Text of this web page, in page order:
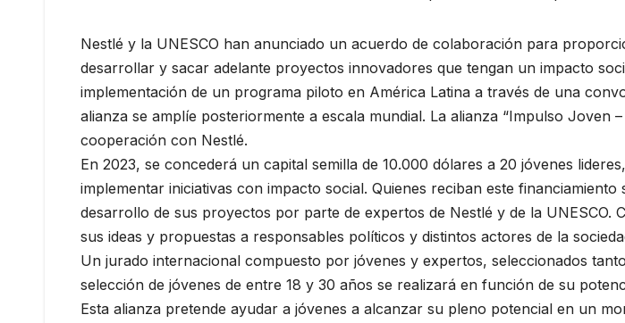
Nestlé y la UNESCO han anunciado un acuerdo de colaboración para
desarrollar y sacar adelante proyectos innovadores que tengan un impacto
implementación de un programa piloto en América Latina a través de una
alianza se amplíe posteriormente a escala mundial. La alianza “Impulso Joven
cooperación con Nestlé.
En 2023, se concederá un capital semilla de 10.000 dólares a 20 jóvenes
implementar iniciativas con impacto social. Quienes reciban este
desarrollo de sus proyectos por parte de expertos de Nestlé y de la
sus ideas y propuestas a responsables políticos y distintos actores de la
Un jurado internacional compuesto por jóvenes y expertos, seleccionados
selección de jóvenes de entre 18 y 30 años se realizará en función de su
Esta alianza pretende ayudar a jóvenes a alcanzar su pleno potencial en un